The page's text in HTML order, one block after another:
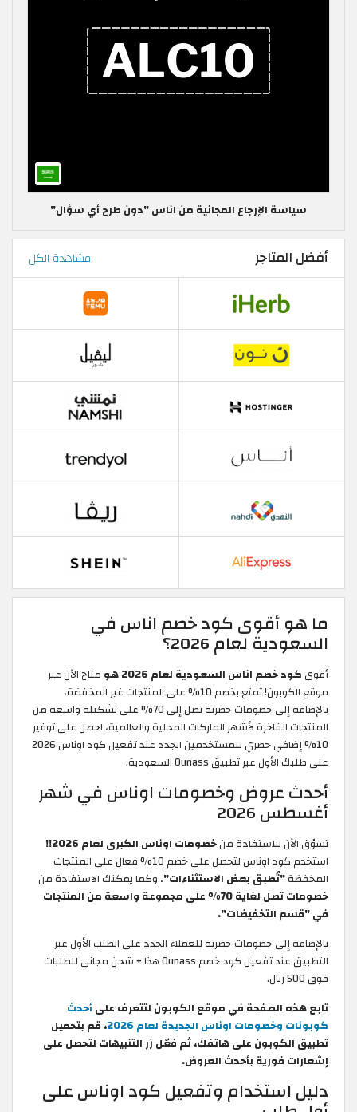
سياسة الإرجاع المجانية من اناس "دون طرح أي سؤال"
أفضل المتاجر مشاهدة الكل
ما هو أقوى كود خصم اناس في
السعودية لعام 2026؟
أقوى كود خصم اناس السعودية لعام 2026 هو
متاح الآن عبر
موقع الكوبون! تمتع بخصم 10% على المنتجات غير المخفضة،
بالإضافة إلى خصومات حصرية تصل إلى 70% على تشكيلة واسعة من
المنتجات الفاخرة لأشهر الماركات المحلية والعالمية، احصل على توفير
10% إضافي حصري للمستخدمين الجدد عند تفعيل كود اوناس 2026
على طلبك الأول عبر تطبيق Ounass السعودية.
أحدث عروض وخصومات اوناس في شهر
أغسطس 2026
تسوّق الآن للاستفادة منخصومات اوناس الكبرى لعام 2026!!
استخدم كود اوناس لتحصل على خصم 10% فعال على المنتجات
المخفضة"تُطبق بعض الاستثناءات"، وكما يمكنك الاستفادة من
خصومات تصل لغاية 70% على مجموعة واسعة من المنتجات
في "قسم التخفيضات".
بالإضافة إلى خصومات حصرية للعملاء الجدد على الطلب الأول عبر
التطبيق عند تفعيل كود خصم Ounass هذا + شحن مجاني للطلبات
فوق 500 ريال.
تابع هذه الصفحة في موقع الكوبون لتتعرف علىأحدث
كوبونات وخصومات اوناس الجديدة لعام 2026
، قم بتحميل
تطبيق الكوبون على هاتفك، ثم فعّل زر التنبيهات لتحصل على
إشعارات فورية بأحدث العروض.
دليل استخدام وتفعيل كود اوناس على